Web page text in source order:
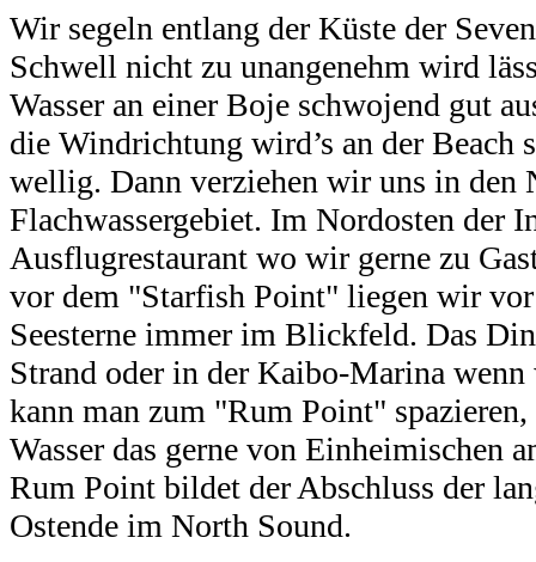
Wir segeln entlang der Küste der
Schwell nicht zu unangenehm wird
Wasser an einer Boje schwojend gut
die Windrichtung wird’s an der
wellig. Dann verziehen wir uns in den
Flachwassergebiet. Im Nordosten der
Ausflugrestaurant wo wir gerne zu
vor dem "Starfish Point" liegen wir
Seesterne immer im Blickfeld. Das
Strand oder in der Kaibo-Marina
kann man zum "Rum Point"
Wasser das gerne von Einheimischen
Rum Point bildet der Abschluss der
Ostende im North Sound.